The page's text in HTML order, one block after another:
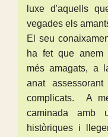
luxe d'aquells
vegades els
El seu
ha fet que anem
més amagats, a
anat
complicats. A
caminada amb
històriques i